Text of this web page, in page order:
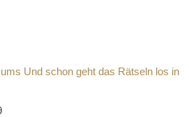
Und schon geht das Rätseln los in